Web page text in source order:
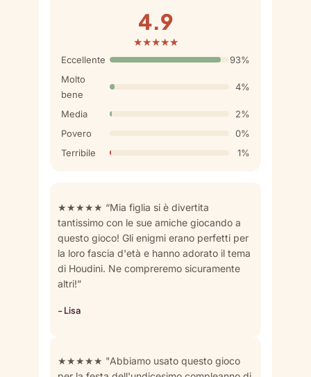
4.9
★★★★★
Eccellente
93%
Molto
bene
4%
Media
2%
Povero
0%
Terribile
1%
★★★★★ “Mia figlia si è divertita
tantissimo con le sue amiche giocando a
questo gioco! Gli enigmi erano perfetti per
la loro fascia d'età e hanno adorato il tema
di Houdini. Ne compreremo sicuramente
altri!”
- Lisa
★★★★★ "Abbiamo usato questo gioco